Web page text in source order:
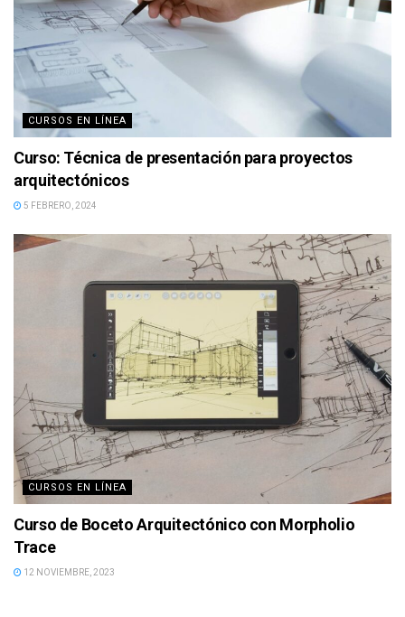
CURSOS EN LÍNEA
Curso: Técnica de presentación para proyectos
arquitectónicos
5 FEBRERO, 2024
CURSOS EN LÍNEA
Curso de Boceto Arquitectónico con Morpholio
Trace
12 NOVIEMBRE, 2023